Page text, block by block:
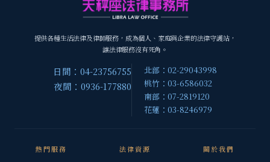
提供各種生活法律及律師服務，成為個人、家庭與企業的法律守護站，
讓法律服務沒有死角。
日間：04-23756755
夜間：0936-177880
北部：02-29043998
桃竹：03-6586032
南部：07-2819120
花蓮：03-8246979
熱門服務 法律資源 關於我們